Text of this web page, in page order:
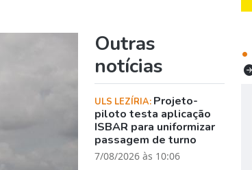
Outras
notícias
ULS LEZÍRIA: Projeto-
piloto testa aplicação
ISBAR para uniformizar
passagem de turno
7/08/2026 às 10:06
•